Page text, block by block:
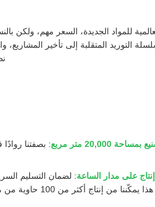
للمواد الجديدة، السعر مهم، ولكن
20,000 متر مربع
: لضمان التسليم